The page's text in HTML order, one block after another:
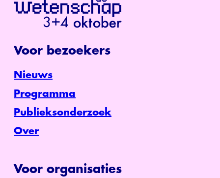
Voor bezoekers
Nieuws
Programma
Publieksonderzoek
Over
Voor organisaties